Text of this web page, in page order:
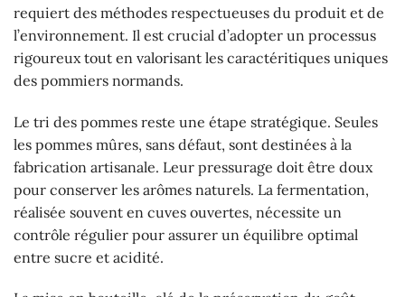
requiert des méthodes respectueuses du produit et de
l’environnement. Il est crucial d’adopter un processus
rigoureux tout en valorisant les caractéritiques uniques
des pommiers normands.
Le tri des pommes reste une étape stratégique. Seules
les pommes mûres, sans défaut, sont destinées à la
fabrication artisanale. Leur pressurage doit être doux
pour conserver les arômes naturels. La fermentation,
réalisée souvent en cuves ouvertes, nécessite un
contrôle régulier pour assurer un équilibre optimal
entre sucre et acidité.